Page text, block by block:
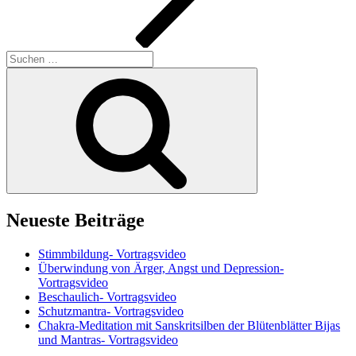
Suchen
nach:
Neueste Beiträge
Stimmbildung- Vortragsvideo
Überwindung von Ärger, Angst und Depression-
Vortragsvideo
Beschaulich- Vortragsvideo
Schutzmantra- Vortragsvideo
Chakra-Meditation mit Sanskritsilben der Blütenblätter Bijas
und Mantras- Vortragsvideo